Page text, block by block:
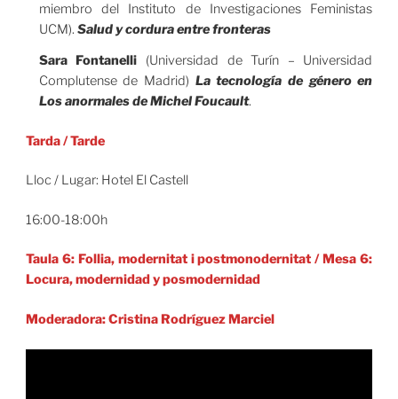
miembro del Instituto de Investigaciones Feministas
UCM). Salud y cordura entre fronteras
Sara Fontanelli (Universidad de Turín – Universidad
Complutense de Madrid) La tecnología de género en
Los anormales de Michel Foucault.
Tarda/Tarde
Lloc / Lugar: Hotel El Castell
16:00-18:00h
Taula 6: Follia, modernitat i postmonodernitat/Mesa 6:
Locura, modernidad y posmodernidad
Moderadora: Cristina Rodríguez Marciel